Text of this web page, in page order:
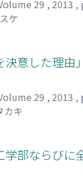
29 , 2013 ,
ケ
意した理由」
29 , 2013 ,
カキ
部ならびに